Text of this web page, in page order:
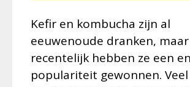
Kefir en kombucha zijn al
eeuwenoude dranken, maar
recentelijk hebben ze een
populariteit gewonnen.